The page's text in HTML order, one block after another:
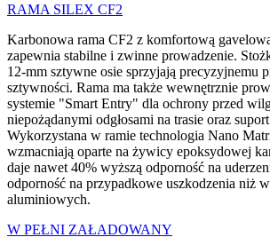
RAMA SILEX CF2
Karbonowa rama CF2 z komfortową
zapewnia stabilne i zwinne prowadzenie.
12-mm sztywne osie sprzyjają precyzyjnemu
sztywności. Rama ma także wewnętrznie
systemie "Smart Entry" dla ochrony przed
niepożądanymi odgłosami na trasie oraz
Wykorzystana w ramie technologia Nano
wzmacniają oparte na żywicy epoksydowej
daje nawet 40% wyższą odporność na
odporność na przypadkowe uszkodzenia niż
aluminiowych.
W PEŁNI ZAŁADOWANY